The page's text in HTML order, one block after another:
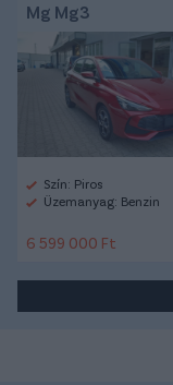
Mg Mg3
Szín: Piros
Üzemanyag: Benzin
6 599 000 Ft